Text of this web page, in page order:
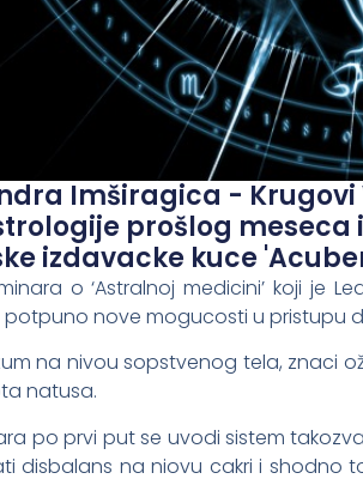
Imširagica -
prošlog meseca
izdavacke kuce
o ‘Astralnoj medicini’ koji je
nove mogucosti u pristupu
na nivou sopstvenog tela, znaci
natusa.
po prvi put se uvodi sistem
disbalans na niovu cakri i shodno